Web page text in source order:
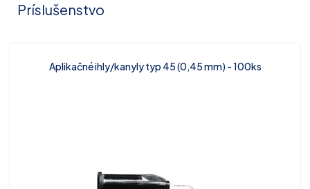
Príslušenstvo
Aplikačné ihly/kanyly typ 45 (0,45 mm) - 100ks